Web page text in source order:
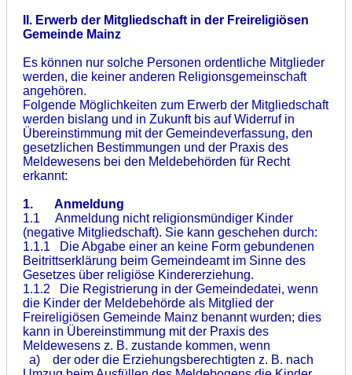
II. Erwerb der Mitgliedschaft in der Freireligiösen
Gemeinde Mainz
Es können nur solche Personen ordentliche Mitglieder
werden, die keiner anderen Religionsgemeinschaft
angehören.
Folgende Möglichkeiten zum Erwerb der Mitgliedschaft
werden bislang und in Zukunft bis auf Widerruf in
Übereinstimmung mit der Gemeindeverfassung, den
gesetzlichen Bestimmungen und der Praxis des
Meldewesens bei den Meldebehörden für Recht
erkannt:
1. Anmeldung
1.1 Anmeldung nicht religionsmündiger Kinder
(negative Mitgliedschaft). Sie kann geschehen durch:
1.1.1 Die Abgabe einer an keine Form gebundenen
Beitrittserklärung beim Gemeindeamt im Sinne des
Gesetzes über religiöse Kindererziehung.
1.1.2 Die Registrierung in der Gemeindedatei, wenn
die Kinder der Meldebehörde als Mitglied der
Freireligiösen Gemeinde Mainz benannt wurden; dies
kann in Übereinstimmung mit der Praxis des
Meldewesens z. B. zustande kommen, wenn
a) der oder die Erziehungsberechtigten z. B. nach